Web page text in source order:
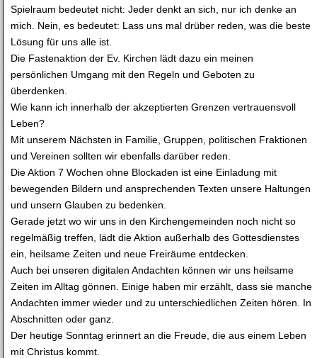
Spielraum bedeutet nicht: Jeder denkt an sich, nur ich denke an
mich. Nein, es bedeutet: Lass uns mal drüber reden, was die beste
Lösung für uns alle ist.
Die Fastenaktion der Ev. Kirchen lädt dazu ein meinen
persönlichen Umgang mit den Regeln und Geboten zu
überdenken.
Wie kann ich innerhalb der akzeptierten Grenzen vertrauensvoll
Leben?
Mit unserem Nächsten in Familie, Gruppen, politischen Fraktionen
und Vereinen sollten wir ebenfalls darüber reden.
Die Aktion 7 Wochen ohne Blockaden ist eine Einladung mit
bewegenden Bildern und ansprechenden Texten unsere Haltungen
und unsern Glauben zu bedenken.
Gerade jetzt wo wir uns in den Kirchengemeinden noch nicht so
regelmäßig treffen, lädt die Aktion außerhalb des Gottesdienstes
ein, heilsame Zeiten und neue Freiräume entdecken.
Auch bei unseren digitalen Andachten können wir uns heilsame
Zeiten im Alltag gönnen. Einige haben mir erzählt, dass sie manche
Andachten immer wieder und zu unterschiedlichen Zeiten hören. In
Abschnitten oder ganz.
Der heutige Sonntag erinnert an die Freude, die aus einem Leben
mit Christus kommt.